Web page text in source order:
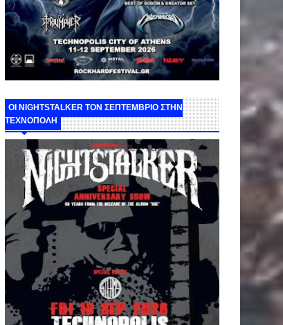
ΟΙ NIGHTSTALKER ΤΟΝ ΣΕΠΤΕΜΒΡΙΟ ΣΤΗΝ
ΤΕΧΝΟΠΟΛΗ